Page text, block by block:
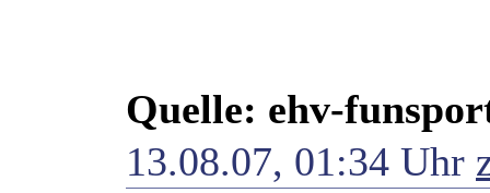
Quelle: ehv-
13.08.07, 01:34 Uhr